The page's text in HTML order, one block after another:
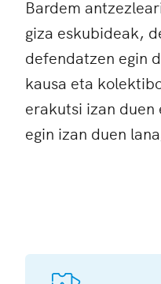
Bardem
giza eskubideak,
defendatzen egin
kausa eta
erakutsi izan
egin izan duen